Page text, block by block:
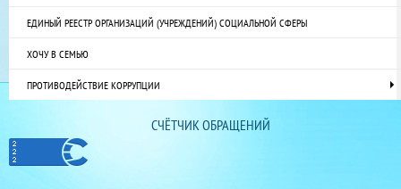
ЕДИНЫЙ РЕЕСТР ОРГАНИЗАЦИЙ (УЧРЕЖДЕНИЙ) СОЦИАЛЬНОЙ СФЕРЫ
ХОЧУ В СЕМЬЮ
ПРОТИВОДЕЙСТВИЕ КОРРУПЦИИ
СЧЁТЧИК ОБРАЩЕНИЙ